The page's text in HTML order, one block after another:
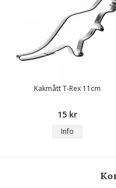
Kakmått T-Rex 11cm
15 kr
Info